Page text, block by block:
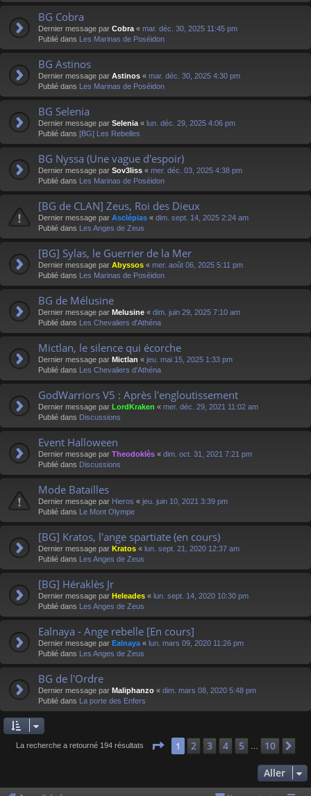
BG Cobra
Dernier message par Cobra « mar. déc. 30, 2025 11:45 pm
Publié dans Les Marinas de Poséidon
BG Astinos
Dernier message par Astinos « mar. déc. 30, 2025 4:30 pm
Publié dans Les Marinas de Poséidon
BG Selenia
Dernier message par Selenia « lun. déc. 29, 2025 4:06 pm
Publié dans [BG] Les Rebelles
BG Nyssa (Une vague d'espoir)
Dernier message par Sov3liss « mer. déc. 03, 2025 4:38 pm
Publié dans Les Marinas de Poséidon
[BG de CLAN] Zeus, Roi des Dieux
Dernier message par Asclépias « dim. sept. 14, 2025 2:24 am
Publié dans Les Anges de Zeus
[BG] Sylas, le Guerrier de la Mer
Dernier message par Abyssos « mer. août 06, 2025 5:11 pm
Publié dans Les Marinas de Poséidon
BG de Mélusine
Dernier message par Melusine « dim. juin 29, 2025 7:10 am
Publié dans Les Chevaliers d'Athéna
Mictlan, le silence qui écorche
Dernier message par Mictlan « jeu. mai 15, 2025 1:33 pm
Publié dans Les Chevaliers d'Athéna
GodWarriors V5 : Après l'engloutissement
Dernier message par LordKraken « mer. déc. 29, 2021 11:02 am
Publié dans Discussions
Event Halloween
Dernier message par Theodoklès « dim. oct. 31, 2021 7:21 pm
Publié dans Discussions
Mode Batailles
Dernier message par Hieros « jeu. juin 10, 2021 3:39 pm
Publié dans Le Mont Olympe
[BG] Kratos, l'ange spartiate (en cours)
Dernier message par Kratos « lun. sept. 21, 2020 12:37 am
Publié dans Les Anges de Zeus
[BG] Héraklès Jr
Dernier message par Heleades « lun. sept. 14, 2020 10:30 pm
Publié dans Les Anges de Zeus
Ealnaya - Ange rebelle [En cours]
Dernier message par Ealnaya « lun. mars 09, 2020 11:26 pm
Publié dans Les Anges de Zeus
BG de l'Ordre
Dernier message par Maliphanzo « dim. mars 08, 2020 5:48 pm
Publié dans La porte des Enfers
La recherche a retourné 194 résultats Page 1sur 10
1 2 3 4 5 10
Aller